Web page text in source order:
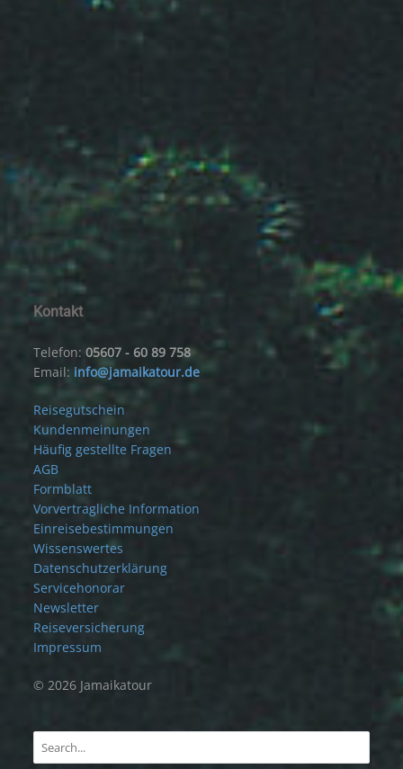
Kontakt
Telefon:05607 - 60 89 758
Email: info@jamaikatour.de
Reisegutschein
Kundenmeinungen
Häufig gestellte Fragen
AGB
Formblatt
Vorvertragliche Information
Einreisebestimmungen
Wissenswertes
Datenschutzerklärung
Servicehonorar
Newsletter
Reiseversicherung
Impressum
© 2026 Jamaikatour